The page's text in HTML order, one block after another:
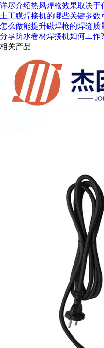
详尽介绍热风焊枪效果取决于
土工膜焊接机的哪些关键参数
怎么做能提升磁焊枪的焊缝质
分享防水卷材焊接机如何工作
相关产品